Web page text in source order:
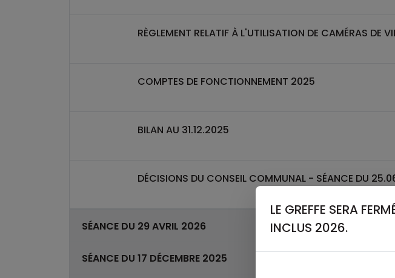
RÈGLEMENT RELATIF À L'UTILISATION DE CAMÉRAS DE
COMPTES DE FONCTIONNEMENT 2025
BILAN AU 31.12.2025
DÉCISIONS DU CONSEIL COMMUNAL - SÉANCE DU
SÉANCE DU 29 AVRIL 2026
SÉANCE DU 17 DÉCEMBRE 2025
LE GREFFE SERA
INCLUS 2026.